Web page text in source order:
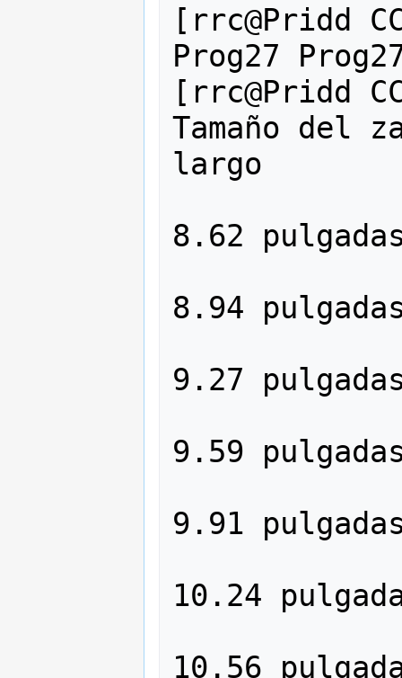
[rrc@Pridd
Prog27
[rrc@Pridd
Tamaño del
largo
8.62
8.94
9.27
9.59
9.91
10.24
10.56